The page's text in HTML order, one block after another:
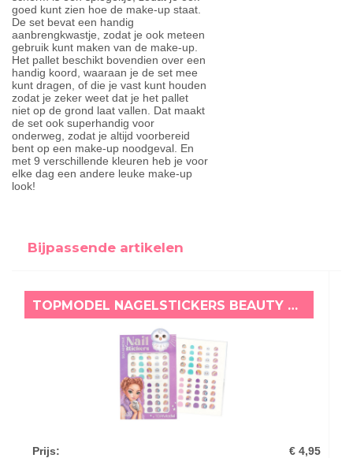
goed kunt zien hoe de make-up staat.
De set bevat een handig
aanbrengkwastje, zodat je ook meteen
gebruik kunt maken van de make-up.
Het pallet beschikt bovendien over een
handig koord, waaraan je de set mee
kunt dragen, of die je vast kunt houden
zodat je zeker weet dat je het pallet
niet op de grond laat vallen. Dat maakt
de set ook superhandig voor
onderweg, zodat je altijd voorbereid
bent op een make-up noodgeval. En
met 9 verschillende kleuren heb je voor
elke dag een andere leuke make-up
look!
Bijpassende artikelen
TOPMODEL NAGELSTICKERS BEAUTY AND ME UIL
Prijs: € 4,95